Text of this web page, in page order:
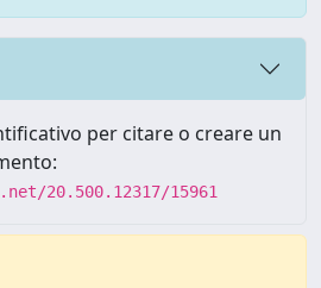
per citare o creare un
20.500.12317/15961